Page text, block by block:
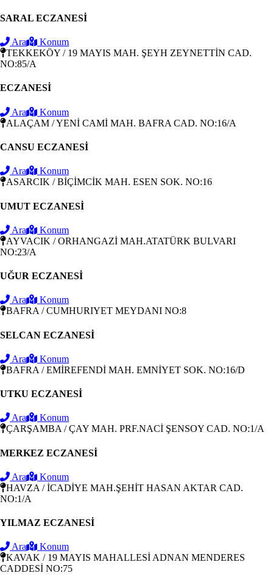
SARAL ECZANESİ
Ara
Konum
TEKKEKÖY / 19 MAYIS MAH. ŞEYH ZEYNETTİN CAD.
NO:85/A
ECZANESİ
Ara
Konum
ALAÇAM / YENİ CAMİ MAH. BAFRA CAD. NO:16/A
CANSU ECZANESİ
Ara
Konum
ASARCIK / BİÇİMCİK MAH. ESEN SOK. NO:16
UMUT ECZANESİ
Ara
Konum
AYVACIK / ORHANGAZİ MAH.ATATÜRK BULVARI
NO:23/A
UĞUR ECZANESİ
Ara
Konum
BAFRA / CUMHURIYET MEYDANI NO:8
SELCAN ECZANESİ
Ara
Konum
BAFRA / EMİREFENDİ MAH. EMNİYET SOK. NO:16/D
UTKU ECZANESİ
Ara
Konum
ÇARŞAMBA / ÇAY MAH. PRF.NACİ ŞENSOY CAD. NO:1/A
MERKEZ ECZANESİ
Ara
Konum
HAVZA / İCADİYE MAH.ŞEHİT HASAN AKTAR CAD.
NO:1/A
YILMAZ ECZANESİ
Ara
Konum
KAVAK / 19 MAYIS MAHALLESİ ADNAN MENDERES
CADDESİ NO:75